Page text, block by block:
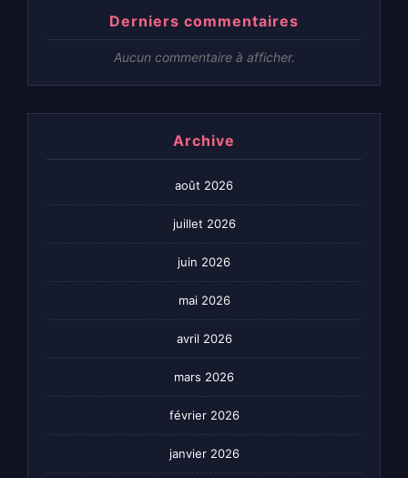
Derniers commentaires
Aucun commentaire à afficher.
Archive
août 2026
juillet 2026
juin 2026
mai 2026
avril 2026
mars 2026
février 2026
janvier 2026